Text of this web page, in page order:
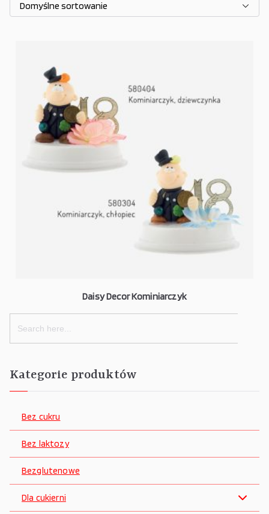
Daisy Decor Kominiarczyk
Search
for:
Kategorie produktów
Bez cukru
Bez laktozy
Bezglutenowe
Dla cukierni